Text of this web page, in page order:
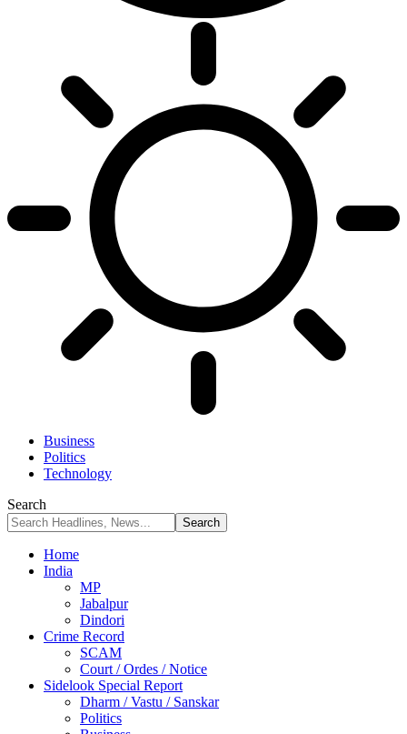
Business
Politics
Technology
Search
Home
India
MP
Jabalpur
Dindori
Crime Record
SCAM
Court / Ordes / Notice
Sidelook Special Report
Dharm / Vastu / Sanskar
Politics